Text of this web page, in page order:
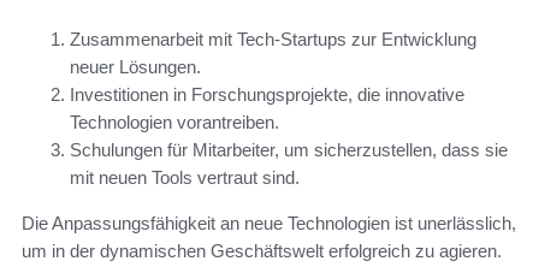
Zusammenarbeit mit Tech-Startups zur Entwicklung
neuer Lösungen.
Investitionen in Forschungsprojekte, die innovative
Technologien vorantreiben.
Schulungen für Mitarbeiter, um sicherzustellen, dass sie
mit neuen Tools vertraut sind.
Die Anpassungsfähigkeit an neue Technologien ist unerlässlich,
um in der dynamischen Geschäftswelt erfolgreich zu agieren.